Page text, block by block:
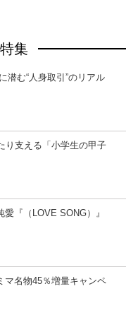
集
潜む“人身取引”のリアル
り支える「小学生の甲子
『（LOVE SONG）』
マ名物45％増量キャンペ